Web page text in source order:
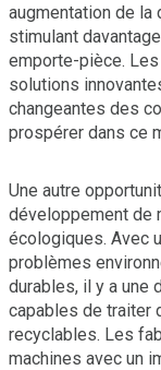
augmentation de la
stimulant
emporte-pièce.
solutions
changeantes des
prospérer dans ce
Une autre
développement de
écologiques. Avec
problèmes
durables, il y a une
capables de traiter
recyclables. Les
machines avec un